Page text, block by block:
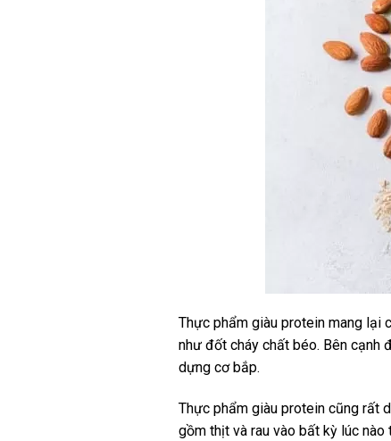
Thực phẩm giàu protein mang lại
như đốt cháy chất béo. Bên cạnh
dựng cơ bắp.
Thực phẩm giàu protein cũng rất
gồm thịt và rau vào bất kỳ lúc